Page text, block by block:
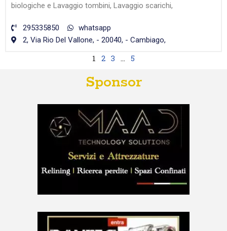
biologiche e Lavaggio tombini, Lavaggio scarichi,
295335850
whatsapp
2, Via Rio Del Vallone, - 20040, - Cambiago,
1 2 3 … 5
Sponsor